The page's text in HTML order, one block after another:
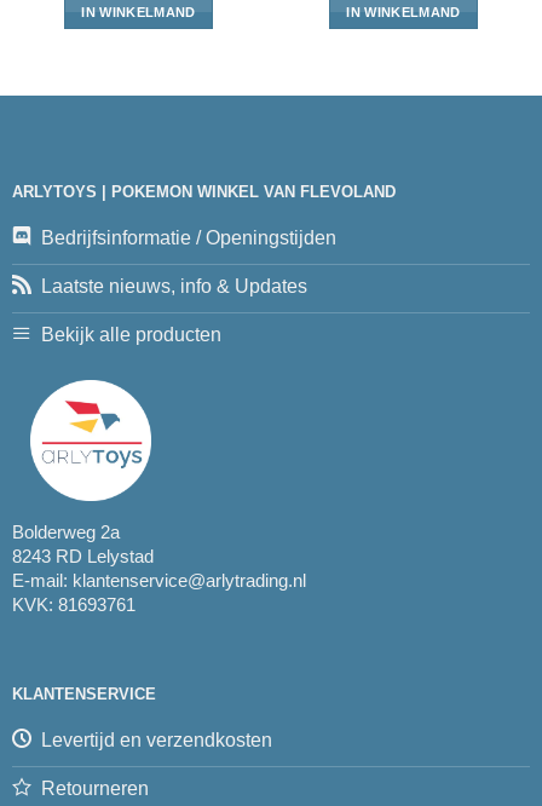
IN WINKELMAND IN WINKELMAND
ARLYTOYS | POKEMON WINKEL VAN FLEVOLAND
Bedrijfsinformatie / Openingstijden
Laatste nieuws, info & Updates
Bekijk alle producten
Bolderweg 2a
8243 RD Lelystad
E-mail: klantenservice@arlytrading.nl
KVK: 81693761
KLANTENSERVICE
Levertijd en verzendkosten
Retourneren